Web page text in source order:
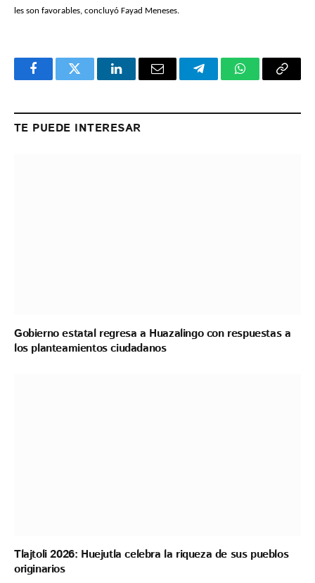
les son favorables, concluyó Fayad Meneses.
FacebookTwitter LinkedInEmail TelegramWhatsApp
Copy
TE PUEDE INTERESAR
Gobierno estatal regresa a Huazalingo con respuestas a
los planteamientos ciudadanos
Tlajtoli 2026: Huejutla celebra la riqueza de sus pueblos
originarios